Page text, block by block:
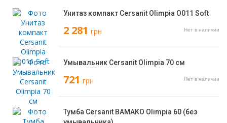
Унитаз компакт Cersanit Olimpia O011 Soft
2 281 грн Нет в наличии
Умывальник Cersanit Olimpia 70 см
721 грн Нет в наличии
Тумба Cersanit BAMAKO Olimpia 60 (без